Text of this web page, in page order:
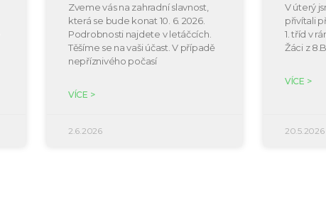
Zveme vás na zahradní slavnost,
která se bude konat 10. 6. 2026.
Podrobnosti najdete v letáčcích.
Těšíme se na vaši účast. V případě
nepříznivého počasí
VÍCE >
2.6.2026
V úterý
přivítali
1. tříd v
Žáci z
VÍCE >
20.5.2026